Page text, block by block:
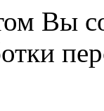
Вы